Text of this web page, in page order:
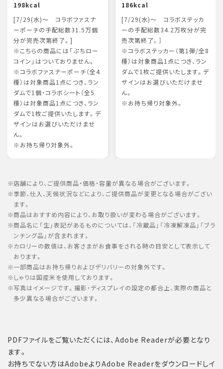
198kcal
[7/29(水)～ コラボファスナ
ーポーチの手配総数31.5万個
分が完売次第終了。]
※こちらの商品には「ぷちロー
コイン」はついておりません。
※コラボファスナーポーチ（全4
種）は対象商品1点につき、ラン
ダムで1個・コラボシート（全5
種）は対象商品1点につき、ラン
ダムで1枚ご提供いたします。デ
ザインはお選びいただけませ
ん。
※お持ち帰り対象外。
186kcal
[7/29(水)～ コラボステッカ
ーの手配総数34.2万枚分が完
売次第終了。］
※コラボステッカー（第1弾/全8
種）は対象商品1点につき、ラン
ダムで1枚ご提供いたします。デ
ザインはお選びいただけませ
ん。
※お持ち帰り対象外。
店舗により、ご提供商品・価格・容量が異なる場合がございます。
季節、仕入、天候状況などにより、ご提供商品が変更となる場合がござい
ます。
商品はおすすめ内容により、お取り扱いが変わる場合がございます。
商品名に「生」表記があるものについては、「冷蔵品」「冷凍解凍品」「ブラ
ンチング品」が含まれます。
カロリーの数値は、お客さまがお食事をされる時の目安として表示して
おります。
一部商品はお持ち帰りおよびデリバリーの対象外です。
しゃりは国産米を使用しております。
写真はイメージです。撮影・ディスプレイの設定の都合上、実際の商品と
多少異なる場合がございます。
PDFファイルをご覧いただくには、Adobe Readerが必要となり
ます。
お持ちでない方はAdobeよりAdobe Readerをダウンロードしイ